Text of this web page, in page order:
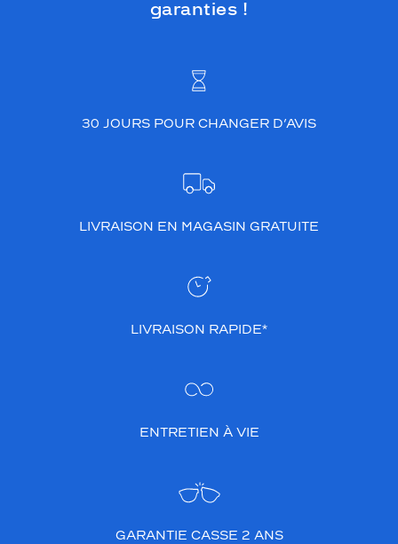
garanties !
30 JOURS POUR CHANGER D’AVIS
LIVRAISON EN MAGASIN GRATUITE
LIVRAISON RAPIDE*
ENTRETIEN À VIE
GARANTIE CASSE 2 ANS